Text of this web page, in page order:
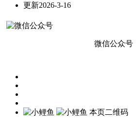
更新2026-3-16
微信公众号
本页二维码